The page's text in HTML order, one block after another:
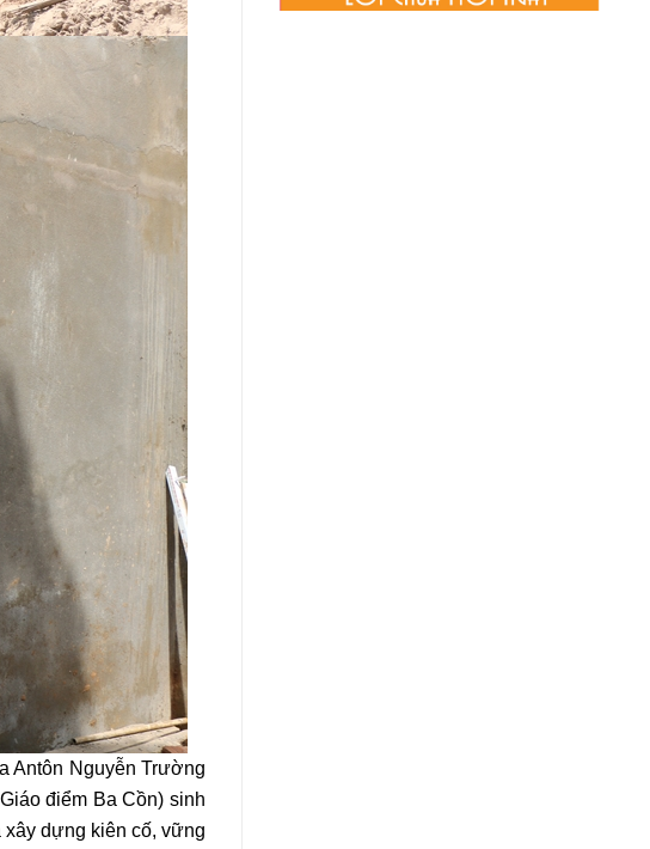
Antôn Nguyễn Trường
điểm Ba Cồn) sinh
dựng kiên cố, vững